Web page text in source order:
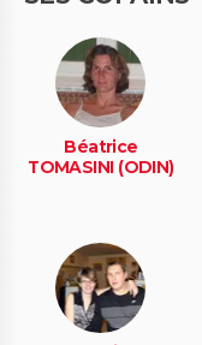
Béatrice
TOMASINI (ODIN)